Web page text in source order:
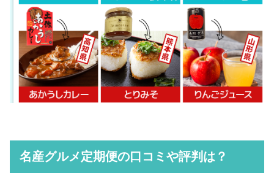
名産グルメ定期便の口コミや評判は？